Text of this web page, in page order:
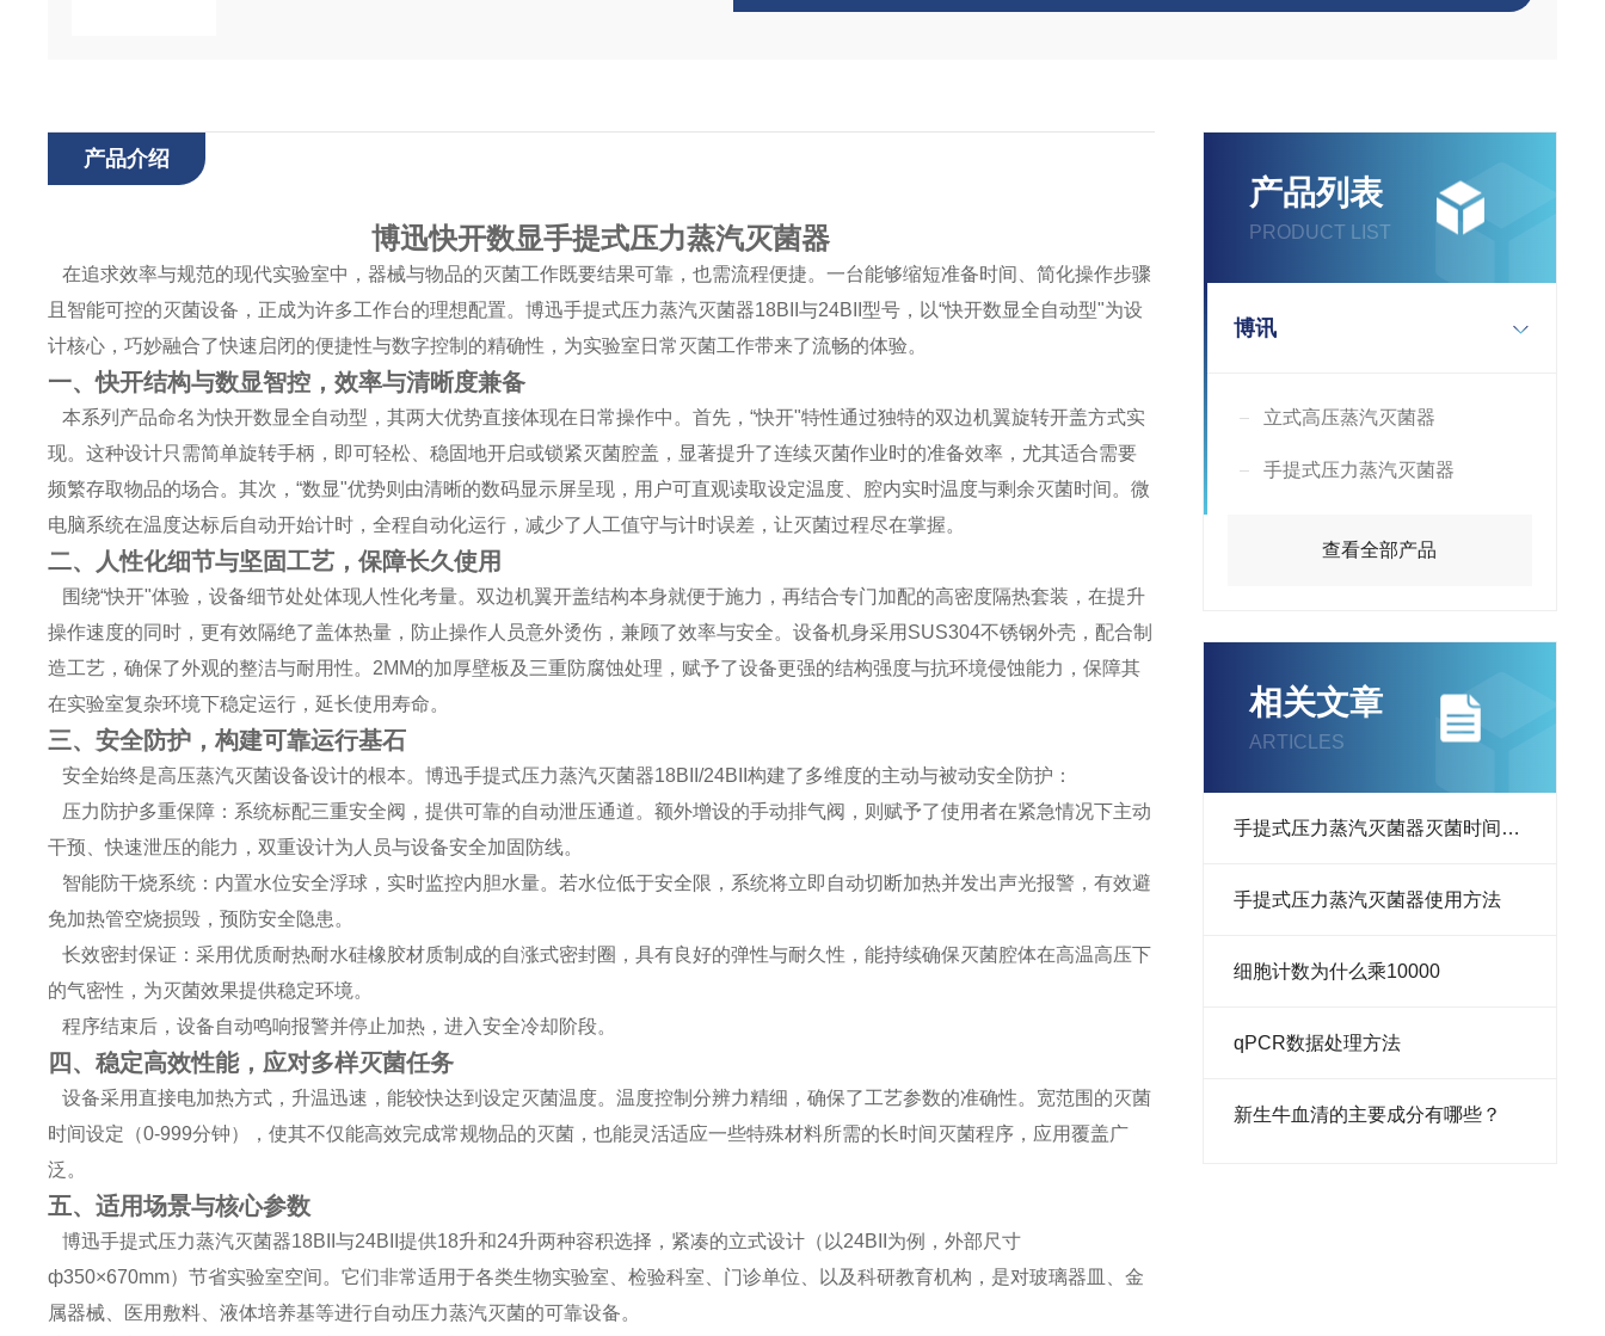
产品列表
PRODUCT LIST
博讯
立式高压蒸汽灭菌器
手提式压力蒸汽灭菌器
查看全部产品
相关文章
ARTICLES
手提式压力蒸汽灭菌器灭菌时间是多少
​手提式压力蒸汽灭菌器使用方法
细胞计数为什么乘10000
​qPCR数据处理方法
新生牛血清的主要成分有哪些？
产品介绍
博迅快开数显手提式压力蒸汽灭菌器
在追求效率与规范的现代实验室中，器械与物品的灭菌工作既要结果可靠，也需流程便捷。一台能够缩短准备时间、简化操作步骤
且智能可控的灭菌设备，正成为许多工作台的理想配置。博迅手提式压力蒸汽灭菌器18BII与24BII型号，以“快开数显全自动型"为设
计核心，巧妙融合了快速启闭的便捷性与数字控制的精确性，为实验室日常灭菌工作带来了流畅的体验。
一、快开结构与数显智控，效率与清晰度兼备
本系列产品命名为快开数显全自动型，其两大优势直接体现在日常操作中。首先，“快开"特性通过独特的双边机翼旋转开盖方式实
现。这种设计只需简单旋转手柄，即可轻松、稳固地开启或锁紧灭菌腔盖，显著提升了连续灭菌作业时的准备效率，尤其适合需要
频繁存取物品的场合。其次，“数显"优势则由清晰的数码显示屏呈现，用户可直观读取设定温度、腔内实时温度与剩余灭菌时间。微
电脑系统在温度达标后自动开始计时，全程自动化运行，减少了人工值守与计时误差，让灭菌过程尽在掌握。
二、人性化细节与坚固工艺，保障长久使用
围绕“快开"体验，设备细节处处体现人性化考量。双边机翼开盖结构本身就便于施力，再结合专门加配的高密度隔热套装，在提升
操作速度的同时，更有效隔绝了盖体热量，防止操作人员意外烫伤，兼顾了效率与安全。设备机身采用SUS304不锈钢外壳，配合制
造工艺，确保了外观的整洁与耐用性。2MM的加厚壁板及三重防腐蚀处理，赋予了设备更强的结构强度与抗环境侵蚀能力，保障其
在实验室复杂环境下稳定运行，延长使用寿命。
三、安全防护，构建可靠运行基石
安全始终是高压蒸汽灭菌设备设计的根本。博迅手提式压力蒸汽灭菌器18BII/24BII构建了多维度的主动与被动安全防护：
压力防护多重保障：系统标配三重安全阀，提供可靠的自动泄压通道。额外增设的手动排气阀，则赋予了使用者在紧急情况下主动
干预、快速泄压的能力，双重设计为人员与设备安全加固防线。
智能防干烧系统：内置水位安全浮球，实时监控内胆水量。若水位低于安全限，系统将立即自动切断加热并发出声光报警，有效避
免加热管空烧损毁，预防安全隐患。
长效密封保证：采用优质耐热耐水硅橡胶材质制成的自涨式密封圈，具有良好的弹性与耐久性，能持续确保灭菌腔体在高温高压下
的气密性，为灭菌效果提供稳定环境。
程序结束后，设备自动鸣响报警并停止加热，进入安全冷却阶段。
四、稳定高效性能，应对多样灭菌任务
设备采用直接电加热方式，升温迅速，能较快达到设定灭菌温度。温度控制分辨力精细，确保了工艺参数的准确性。宽范围的灭菌
时间设定（0-999分钟），使其不仅能高效完成常规物品的灭菌，也能灵活适应一些特殊材料所需的长时间灭菌程序，应用覆盖广
泛。
五、适用场景与核心参数
博迅手提式压力蒸汽灭菌器18BII与24BII提供18升和24升两种容积选择，紧凑的立式设计（以24BII为例，外部尺寸
ф350×670mm）节省实验室空间。它们非常适用于各类生物实验室、检验科室、门诊单位、以及科研教育机构，是对玻璃器皿、金
属器械、医用敷料、液体培养基等进行自动压力蒸汽灭菌的可靠设备。